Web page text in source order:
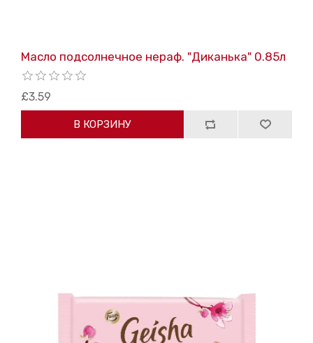
Масло подсолнечное нераф. "Диканька" 0.85л
£3.59
В КОРЗИНУ